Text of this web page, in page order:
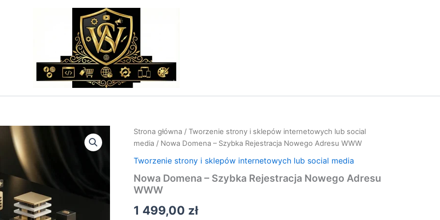
Strona główna / Tworzenie strony i sklepów internetowych lub social
media / Nowa Domena – Szybka Rejestracja Nowego Adresu WWW
Tworzenie strony i sklepów internetowych lub social media
Nowa Domena – Szybka Rejestracja Nowego Adresu
WWW
1 499,00 zł
ilość
Nowa
Domena
–
Rejestracja
Nowego
WWW